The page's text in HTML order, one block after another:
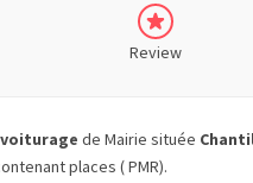
Review
de Mairie située
places ( PMR).